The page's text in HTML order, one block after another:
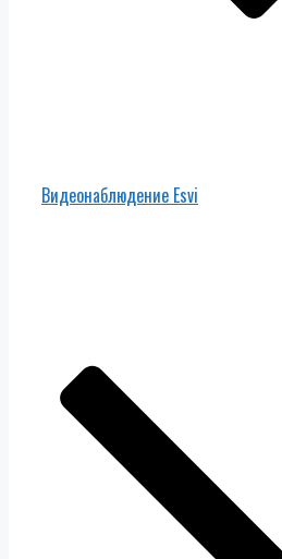
Видеонаблюдение Esvi